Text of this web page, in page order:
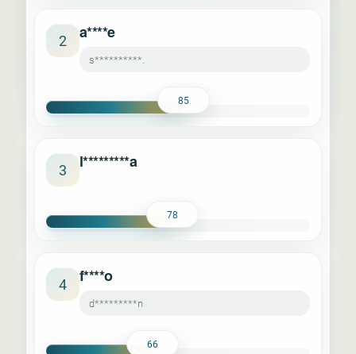
2 a****e
s**********.
85
3 l*********a
78
4 f****o
d*********n
66